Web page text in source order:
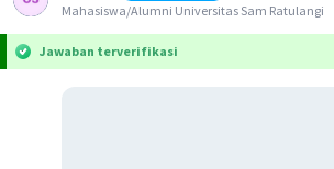
Mahasiswa/Alumni Universitas Sam Ratulangi
Jawaban terverifikasi